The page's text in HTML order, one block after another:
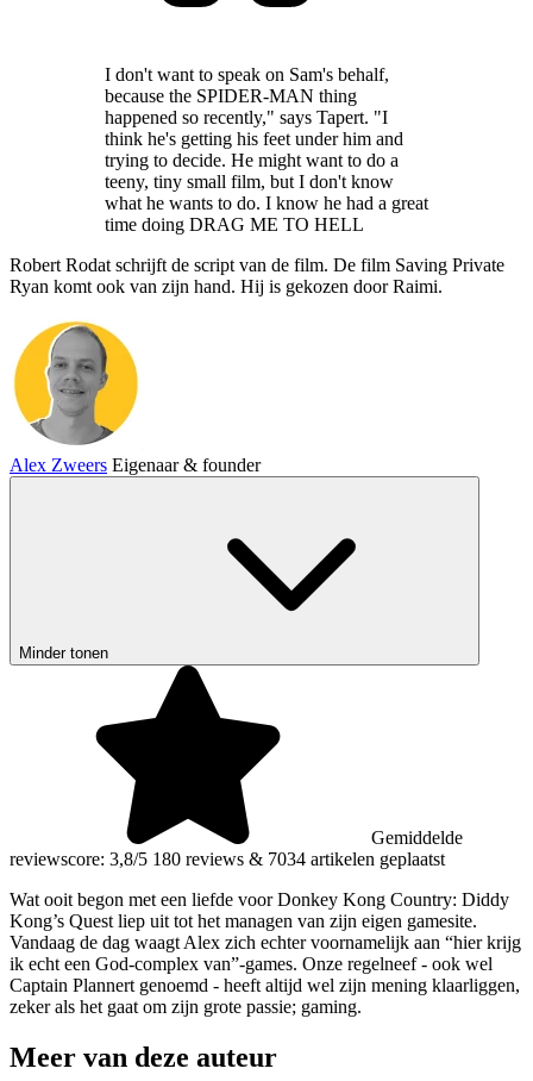
I don't want to speak on Sam's behalf,
because the SPIDER-MAN thing
happened so recently," says Tapert. "I
think he's getting his feet under him and
trying to decide. He might want to do a
teeny, tiny small film, but I don't know
what he wants to do. I know he had a great
time doing DRAG ME TO HELL
Robert Rodat schrijft de script van de film. De film Saving Private
Ryan komt ook van zijn hand. Hij is gekozen door Raimi.
Alex Zweers Eigenaar & founder
Minder tonen
Gemiddelde
reviewscore: 3,8/5 180 reviews & 7034 artikelen geplaatst
Wat ooit begon met een liefde voor Donkey Kong Country: Diddy
Kong’s Quest liep uit tot het managen van zijn eigen gamesite.
Vandaag de dag waagt Alex zich echter voornamelijk aan “hier krijg
ik echt een God-complex van”-games. Onze regelneef - ook wel
Captain Plannert genoemd - heeft altijd wel zijn mening klaarliggen,
zeker als het gaat om zijn grote passie; gaming.
Meer van deze auteur